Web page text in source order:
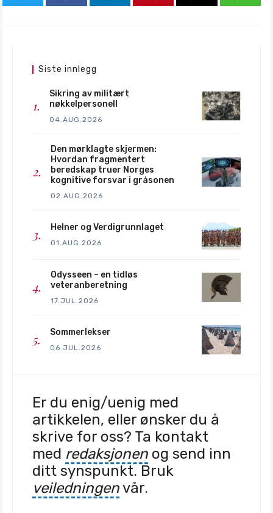
Siste innlegg
Sikring av militært
nøkkelpersonell
04.AUG.2026
Den mørklagte skjermen:
Hvordan fragmentert
beredskap truer Norges
kognitive forsvar i gråsonen
02.AUG.2026
Helner og Verdigrunnlaget
01.AUG.2026
Odysseen – en tidløs
veteranberetning
17.JUL.2026
Sommerlekser
06.JUL.2026
Er du enig/uenig med
artikkelen, eller ønsker du å
skrive for oss? Ta kontakt
med redaksjonen og send inn
ditt synspunkt. Bruk
veiledningenvår.